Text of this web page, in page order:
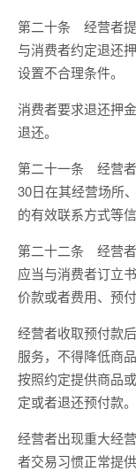
第二十条 经营者
与消费者约定退还
设置不合理条件。
消费者要求退还押
退还。
第二十一条 经营
30日在其经营场所
的有效联系方式等信
第二十二条 经营者
应当与消费者订立
价款或者费用、预
经营者收取预付款
服务，不得降低商
按照约定提供商品
定或者退还预付款。
经营者出现重大经
者交易习惯正常提